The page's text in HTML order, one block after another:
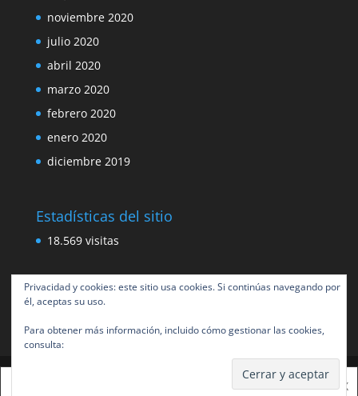
Privacidad y cookies: este sitio usa cookies. Si continúas navegando por
él, aceptas su uso.
Para obtener más información, incluido cómo gestionar las cookies,
consulta:
noviembre 2020
julio 2020
abril 2020
marzo 2020
febrero 2020
enero 2020
diciembre 2019
Estadísticas del sitio
18.569 visitas
Esta web usa cookies para mejorar tu experiencia. X